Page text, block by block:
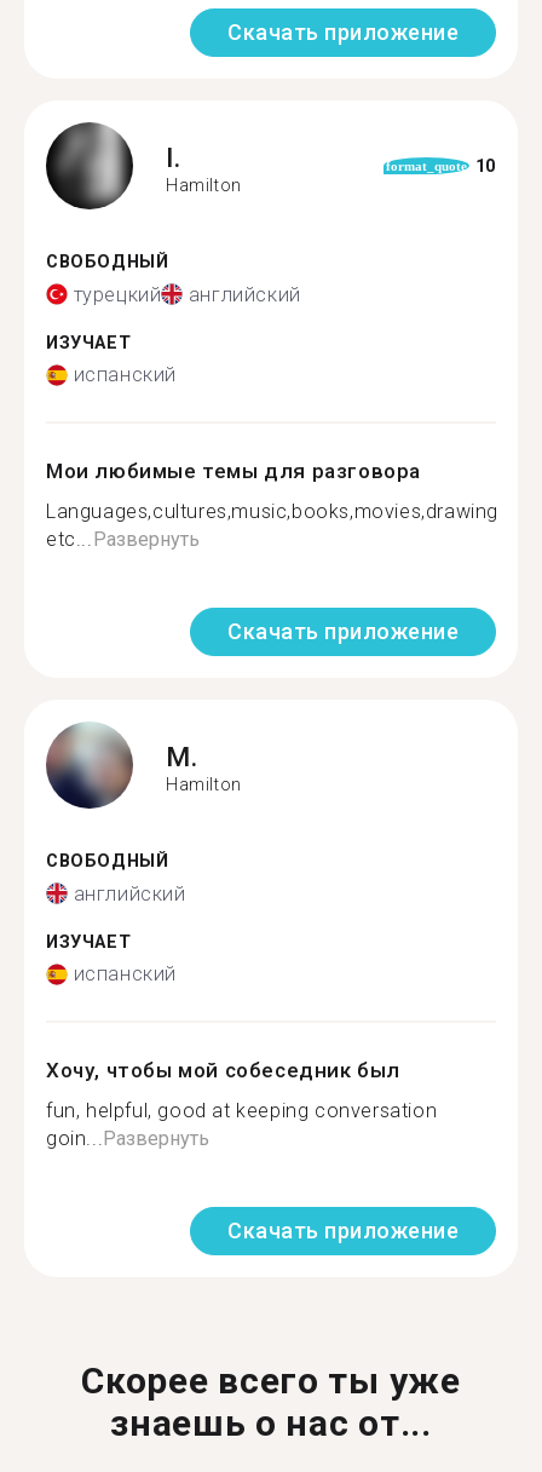
Скачать приложение
I.
Hamilton
format_quote 10
СВОБОДНЫЙ
турецкий английский
ИЗУЧАЕТ
испанский
Мои любимые темы для разговора
Languages,cultures,music,books,movies,drawing
etc...Развернуть
Скачать приложение
M.
Hamilton
СВОБОДНЫЙ
английский
ИЗУЧАЕТ
испанский
Хочу, чтобы мой собеседник был
fun, helpful, good at keeping conversation
goin...Развернуть
Скачать приложение
Скорее всего ты уже
знаешь о нас от...